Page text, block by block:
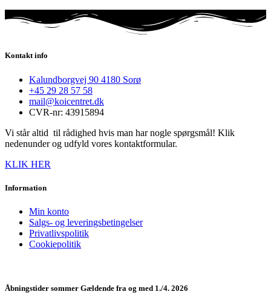
Kontakt info
Kalundborgvej 90 4180 Sorø
+45 29 28 57 58
mail@koicentret.dk
CVR-nr: 43915894
Vi står altid til rådighed hvis man har nogle spørgsmål! Klik
nedenunder og udfyld vores kontaktformular.
KLIK HER
Information
Min konto
Salgs- og leveringsbetingelser
Privatlivspolitik
Cookiepolitik
Åbningstider sommer Gældende fra og med 1./4. 2026